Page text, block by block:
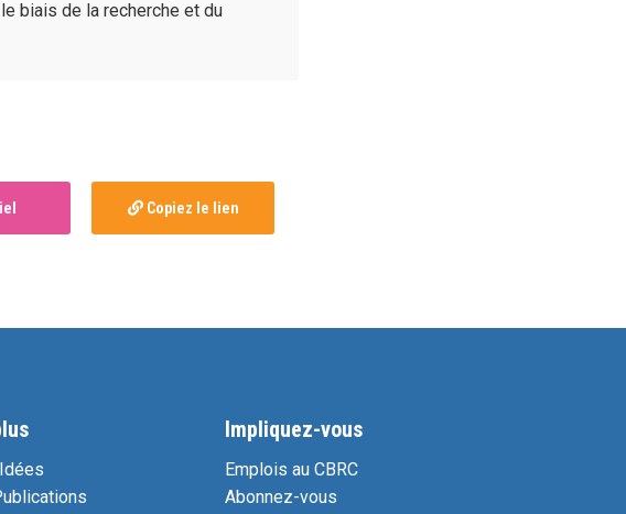
biais de la recherche et du
Copiez le lien
Impliquez-vous
Emplois au CBRC
Abonnez-vous